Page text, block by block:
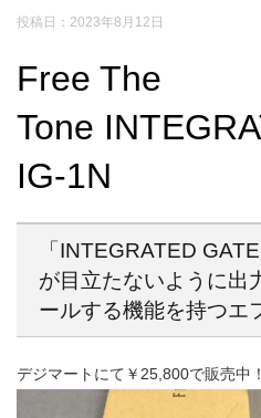
投稿日：2023年8月12日
Free The
Tone
IG-1N
「INTEGRATED
が目立たないように出
ールする機能を持つエ
デジマートにて￥25,800で販売中！